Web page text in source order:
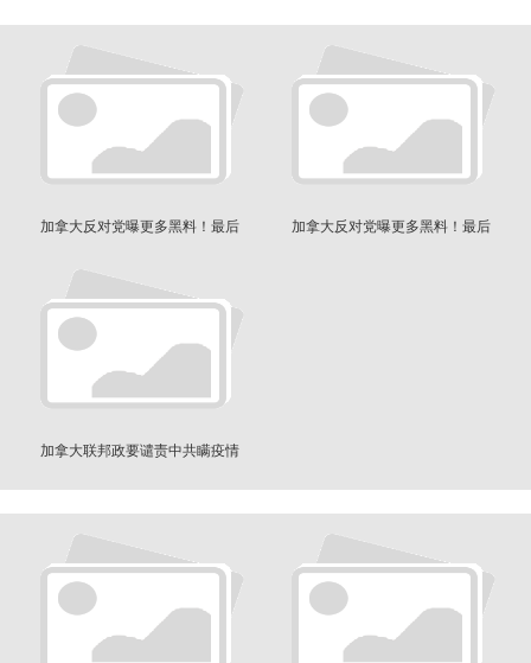
加拿大反对党曝更多黑料！最后
加拿大反对党曝更多黑料！最后
加拿大联邦政要谴责中共瞒疫情